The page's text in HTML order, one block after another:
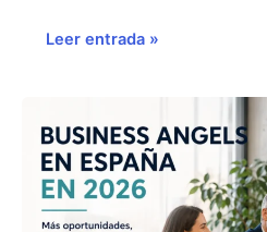
Incentivos
Angels
en
Galicia:
guía
Leer entrada »